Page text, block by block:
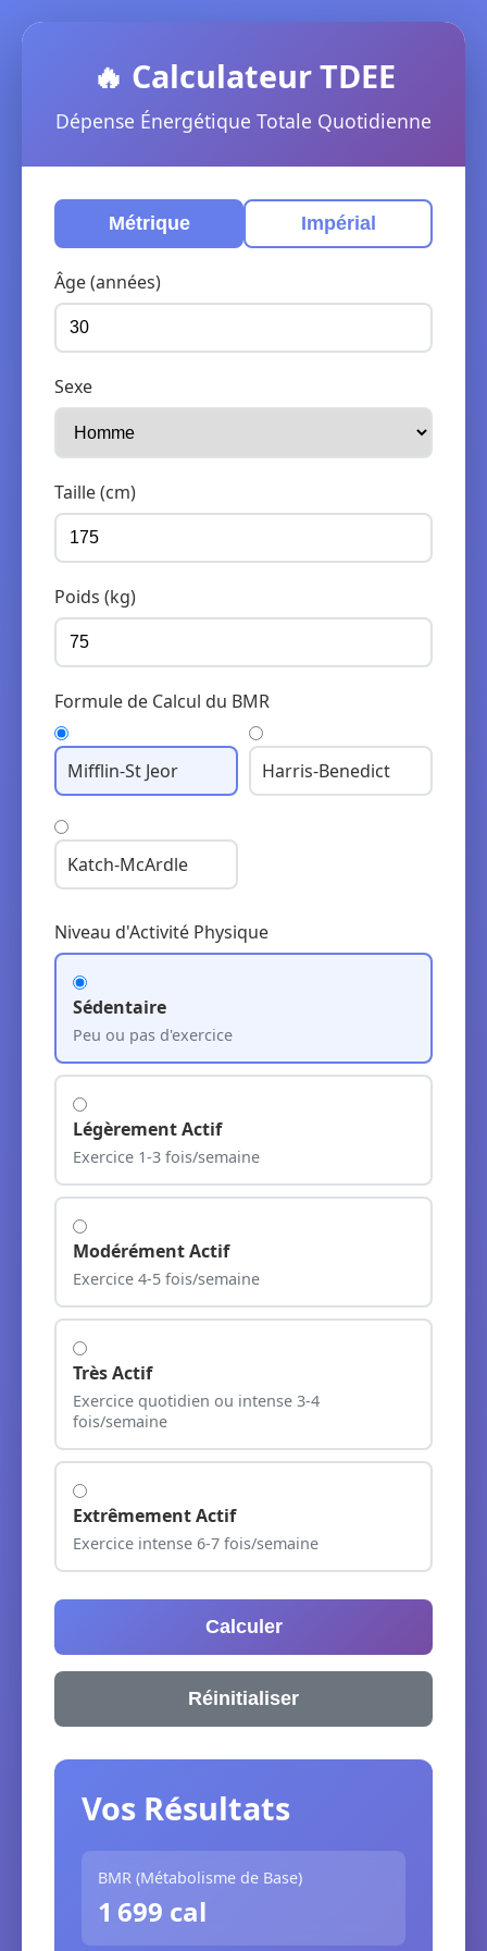
🔥 Calculateur TDEE
Dépense Énergétique Totale Quotidienne
Métrique Impérial
Âge (années)
Sexe
Taille (cm)
Poids (kg)
Formule de Calcul du BMR
Mifflin-St Jeor Harris-Benedict
Katch-McArdle
Niveau d'Activité Physique
Sédentaire
Peu ou pas d'exercice
Légèrement Actif
Exercice 1-3 fois/semaine
Modérément Actif
Exercice 4-5 fois/semaine
Très Actif
Exercice quotidien ou intense 3-4
fois/semaine
Extrêmement Actif
Exercice intense 6-7 fois/semaine
Calculer
Réinitialiser
Vos Résultats
BMR (Métabolisme de Base)
1 699 cal